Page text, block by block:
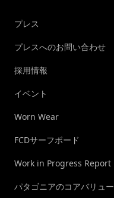
プレス
プレスへのお問い合わせ
採用情報
イベント
Worn Wear
FCDサーフボード
Work in Progress Report
パタゴニアのコアバリュー